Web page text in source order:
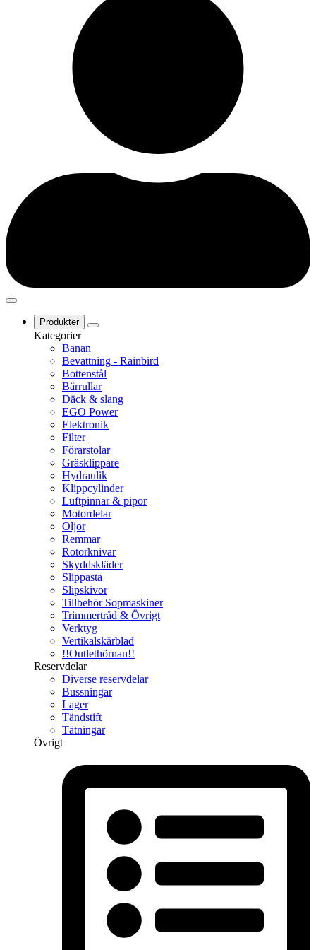
Produkter
Kategorier
Banan
Bevattning - Rainbird
Bottenstål
Bärrullar
Däck & slang
EGO Power
Elektronik
Filter
Förarstolar
Gräsklippare
Hydraulik
Klippcylinder
Luftpinnar & pipor
Motordelar
Oljor
Remmar
Rotorknivar
Skyddskläder
Slippasta
Slipskivor
Tillbehör Sopmaskiner
Trimmertråd & Övrigt
Verktyg
Vertikalskärblad
!!Outlethörnan!!
Reservdelar
Diverse reservdelar
Bussningar
Lager
Tändstift
Tätningar
Övrigt